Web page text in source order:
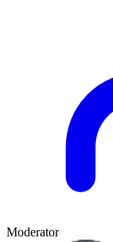
Moderator